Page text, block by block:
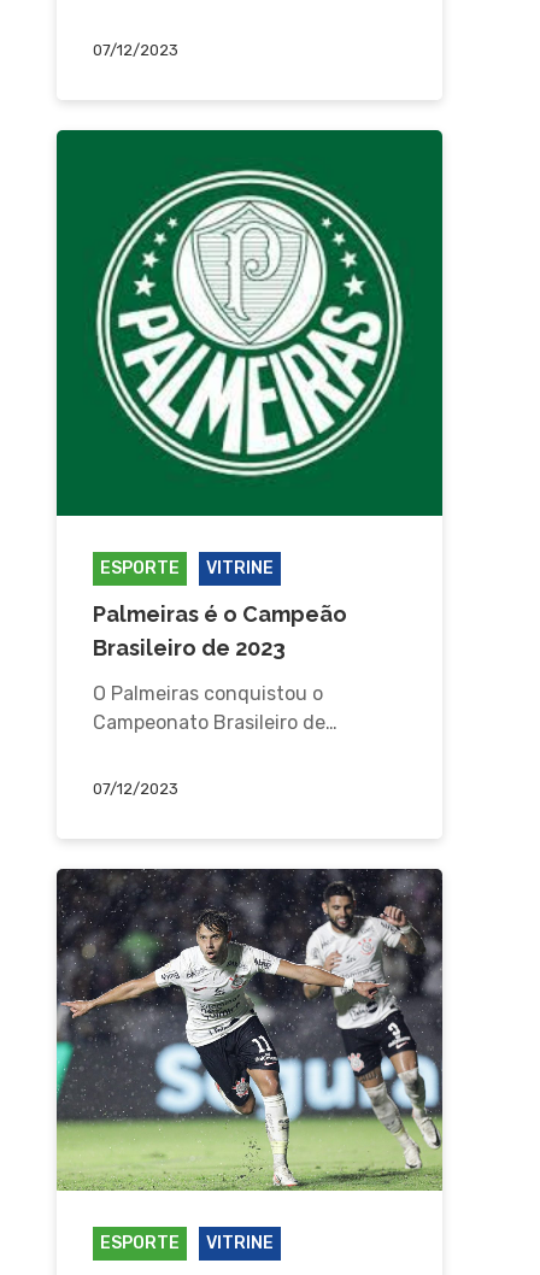
07/12/2023
ESPORTE VITRINE
Palmeiras é o Campeão
Brasileiro de 2023
O Palmeiras conquistou o
Campeonato Brasileiro de…
07/12/2023
ESPORTE VITRINE